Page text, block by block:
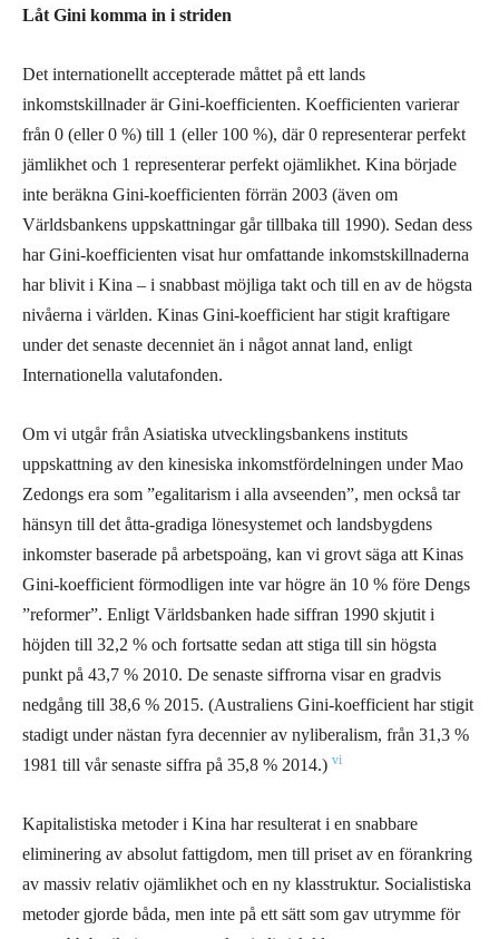
Låt Gini komma in i striden
Det internationellt accepterade måttet på ett lands
inkomstskillnader är Gini-koefficienten. Koefficienten varierar
från 0 (eller 0 %) till 1 (eller 100 %), där 0 representerar perfekt
jämlikhet och 1 representerar perfekt ojämlikhet. Kina började
inte beräkna Gini-koefficienten förrän 2003 (även om
Världsbankens uppskattningar går tillbaka till 1990). Sedan dess
har Gini-koefficienten visat hur omfattande inkomstskillnaderna
har blivit i Kina – i snabbast möjliga takt och till en av de högsta
nivåerna i världen. Kinas Gini-koefficient har stigit kraftigare
under det senaste decenniet än i något annat land, enligt
Internationella valutafonden.
Om vi utgår från Asiatiska utvecklingsbankens instituts
uppskattning av den kinesiska inkomstfördelningen under Mao
Zedongs era som ”egalitarism i alla avseenden”, men också tar
hänsyn till det åtta-gradiga lönesystemet och landsbygdens
inkomster baserade på arbetspoäng, kan vi grovt säga att Kinas
Gini-koefficient förmodligen inte var högre än 10 % före Dengs
”reformer”. Enligt Världsbanken hade siffran 1990 skjutit i
höjden till 32,2 % och fortsatte sedan att stiga till sin högsta
punkt på 43,7 % 2010. De senaste siffrorna visar en gradvis
nedgång till 38,6 % 2015. (Australiens Gini-koefficient har stigit
stadigt under nästan fyra decennier av nyliberalism, från 31,3 %
1981 till vår senaste siffra på 35,8 % 2014.) vi
Kapitalistiska metoder i Kina har resulterat i en snabbare
eliminering av absolut fattigdom, men till priset av en förankring
av massiv relativ ojämlikhet och en ny klasstruktur. Socialistiska
metoder gjorde båda, men inte på ett sätt som gav utrymme för